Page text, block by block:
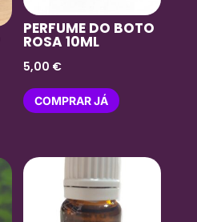
PERFUME DO BOTO
ROSA 10ML
5,00 €
COMPRAR JÁ